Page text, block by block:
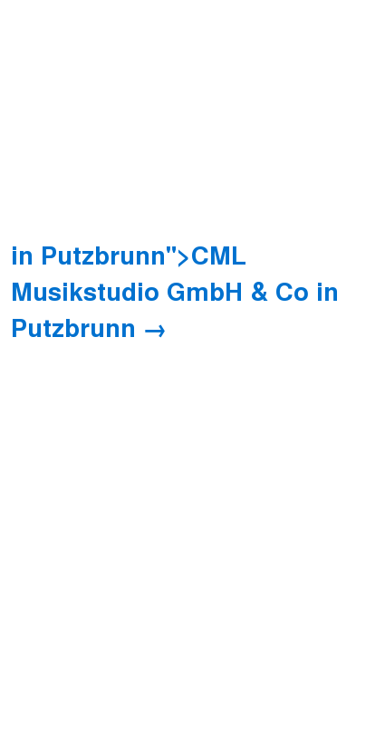
in Putzbrunn">CML
Musikstudio GmbH & Co in
Putzbrunn